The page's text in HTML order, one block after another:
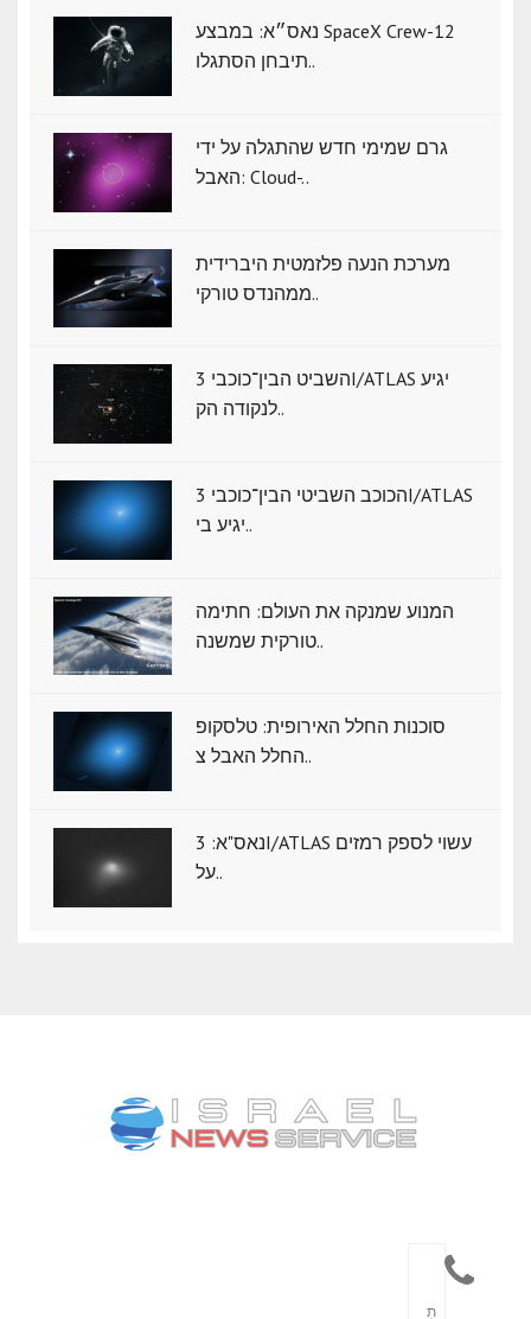
נאס״א: במבצע SpaceX Crew-12
תיבחן הסתגלו..
גרם שמימי חדש שהתגלה על ידי
האבל: Cloud-..
מערכת הנעה פלזמטית היברידית
ממהנדס טורקי..
השביט הבין־כוכבי 3I/ATLAS יגיע
לנקודה הק..
הכוכב השביטי הבין־כוכבי 3I/ATLAS
יגיע בי..
המנוע שמנקה את העולם: חתימה
טורקית שמשנה..
סוכנות החלל האירופית: טלסקופ
החלל האבל צ..
נאס"א: ‏3I/ATLAS עשוי לספק רמזים
על..
תִ